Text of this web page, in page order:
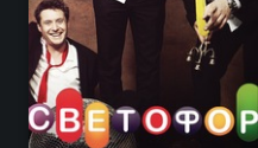
6.9 5.9